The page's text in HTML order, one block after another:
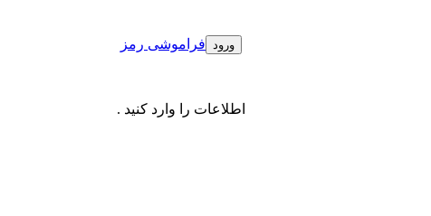
فراموشی رمز
اطلاعات را وارد کنید .